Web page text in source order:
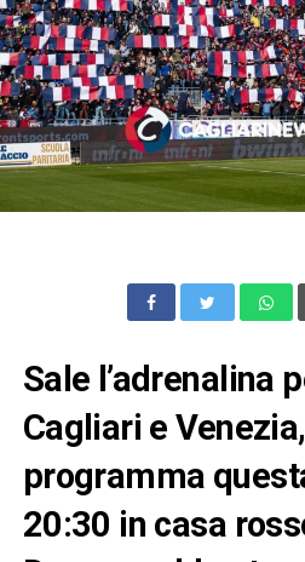
Sale l’adrenalina
Cagliari e
programma
20:30 in casa